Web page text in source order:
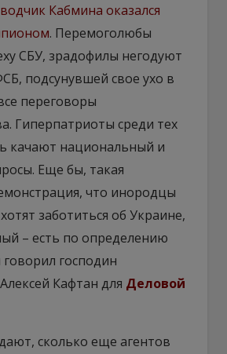
Кабмина оказался
. Перемоголюбы
СБУ, зрадофилы негодуют
подсунувшей свое ухо в
переговоры
Гиперпатриоты среди тех
качают национальный и
Еще бы, такая
что инородцы
заботиться об Украине,
– есть по определению
говорил господин
Кафтан для Деловой
сколько еще агентов